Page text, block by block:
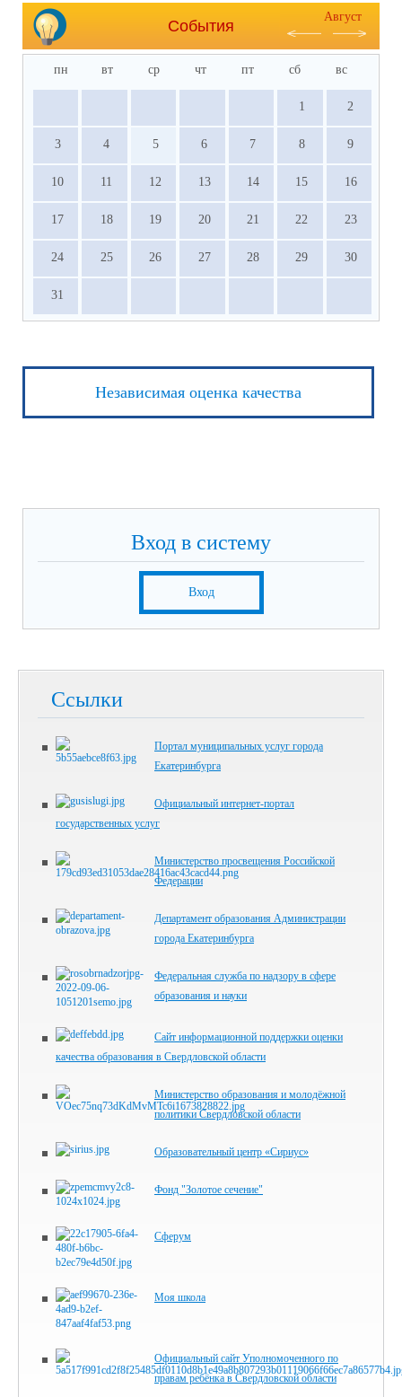
События
Август
пн вт ср чт пт сб вс
1 2
3 4 5 6 7 8 9
10 11 12 13 14 15 16
17 18 19 20 21 22 23
24 25 26 27 28 29 30
31
Независимая оценка качества
Вход в систему
Вход
Ссылки
Портал муниципальных услуг города
Екатеринбурга
Официальный интернет-портал
государственных услуг
Министерство просвещения Российской
Федерации
Департамент образования Администрации
города Екатеринбурга
Федеральная служба по надзору в сфере
образования и науки
Сайт информационной поддержки оценки
качества образования в Свердловской области
Министерство образования и молодёжной
политики Свердловской области
Образовательный центр «Сириус»
Фонд "Золотое сечение"
Сферум
Моя школа
Официальный сайт Уполномоченного по
правам ребёнка в Свердловской области